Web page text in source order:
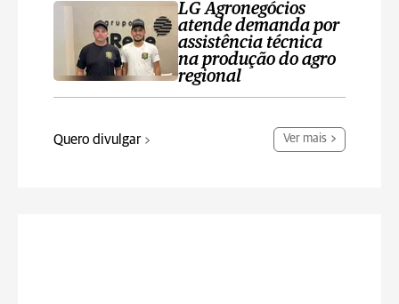
LG Agronegócios
atende demanda por
assistência técnica
na produção do agro
regional
Quero divulgar Ver mais